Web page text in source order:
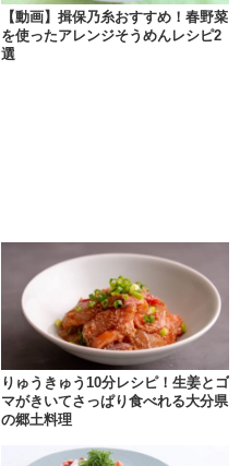
【動画】揖保乃糸おすすめ！春野菜
を使ったアレンジそうめんレシピ2
選
りゅうきゅう10分レシピ！生姜とゴ
マがきいてさっぱり食べれる大分県
の郷土料理